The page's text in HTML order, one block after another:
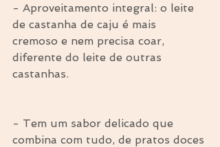
- Aproveitamento integral: o leite
de castanha de caju é mais
cremoso e nem precisa coar,
diferente do leite de outras
castanhas.
- Tem um sabor delicado que
combina com tudo, de pratos doces